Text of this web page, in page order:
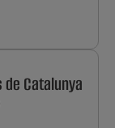
Catalunya